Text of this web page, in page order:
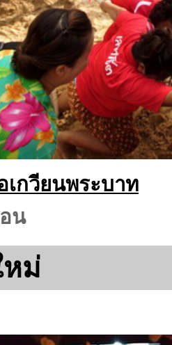
เกวียนพระบาท
น
หม่